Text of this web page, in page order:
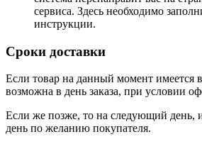
сервиса. Здесь необходимо
инструкции.
Сроки доставки
Если товар на данный момент имеется
возможна в день заказа, при условии
Если же позже, то на следующий день,
день по желанию покупателя.